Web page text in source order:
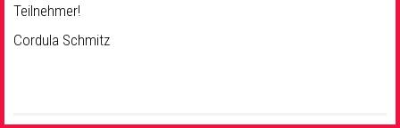
Teilnehmer!
Cordula Schmitz